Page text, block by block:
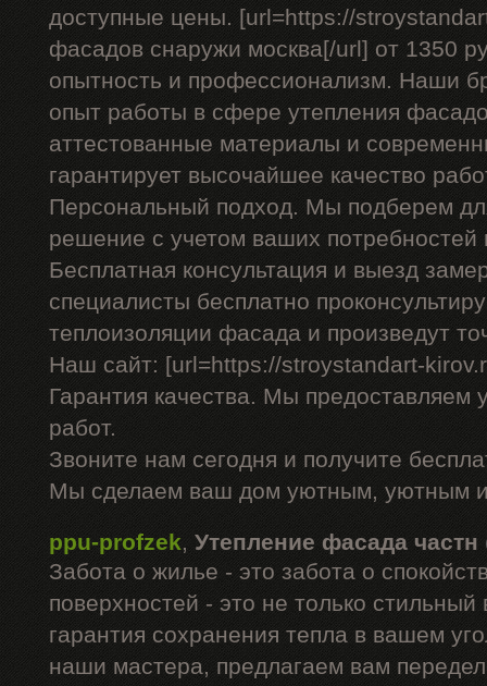
доступные цены. [url=https://
фасадов снаружи москва[/url] от 1350
опытность и профессионализм. Наши
опыт работы в сфере утепления
аттестованные материалы и
гарантирует высочайшее качество
Персональный подход. Мы подберем
решение с учетом ваших
Бесплатная консультация и выезд
специалисты бесплатно
теплоизоляции фасада и произведут
Наш сайт: [url=https://stroystandart-
Гарантия качества. Мы предоставляем
работ.
Звоните нам сегодня и получите
Мы сделаем ваш дом уютным, уютным
ppu-profzek, Утепление фасада частн
Забота о жилье - это забота о
поверхностей - это не только
гарантия сохранения тепла в вашем
наши мастера, предлагаем вам